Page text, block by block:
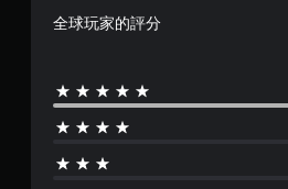
全球玩家的評分